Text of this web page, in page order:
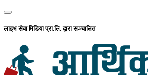
लाइभ सेवा मिडिया प्रा.लि. द्वारा सञ्चालित